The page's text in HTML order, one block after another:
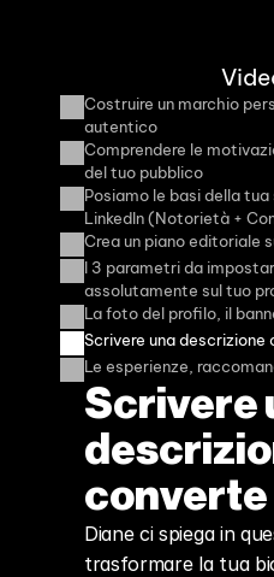
Scrivere
converte
Diane ci spiega in
trasformare la tua
Costruire un marchio
autentico
Comprendere le
del tuo pubblico
Posiamo le basi della
LinkedIn (Notorietà +
Crea un piano editoriale
I 3 parametri da
assolutamente sul tuo
La foto del profilo, il
Scrivere una descrizione
Le esperienze,